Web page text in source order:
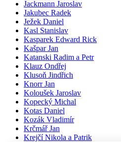
Jackmann Jaroslav
Jakubec Radek
Ježek Daniel
Kasl Stanislav
Kasparek Edward Rick
Kašpar Jan
Katanski Radim a Petr
Klauz Ondřej
Klusoň Jindřich
Knorr Jan
Koloušek Jaroslav
Kopecký Michal
Kotas Daniel
Kozák Vladimír
Krčmář Jan
Krejčí Nikola a Patrik